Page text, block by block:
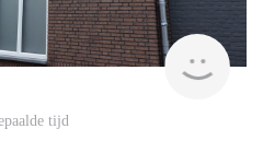
tijd